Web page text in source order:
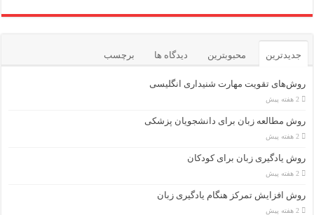
جدیدترین محبوبترین دیدگاه ها برچسب
روش‌های تقویت مهارت شنیداری انگلیسی
2 هفته پیش
روش مطالعه زبان برای دانشجویان پزشکی
2 هفته پیش
روش یادگیری زبان برای کودکان
2 هفته پیش
روش افزایش تمرکز هنگام یادگیری زبان
2 هفته پیش